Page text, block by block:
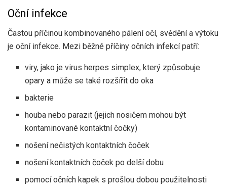
Oční infekce
Častou příčinou kombinovaného pálení očí, svědění a výtoku
je oční infekce. Mezi běžné příčiny očních infekcí patří:
viry, jako je virus herpes simplex, který způsobuje
opary a může se také rozšířit do oka
bakterie
houba nebo parazit (jejich nosičem mohou být
kontaminované kontaktní čočky)
nošení nečistých kontaktních čoček
nošení kontaktních čoček po delší dobu
pomocí očních kapek s prošlou dobou použitelnosti